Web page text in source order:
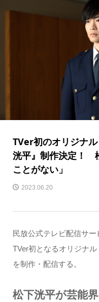
TVer初のオリジナ
洸平』制作決定！
ことがない」
2023.06.20
民放公式テレビ配信サー
TVer初となるオリジナ
を制作・配信する。
松下洸平が芸能